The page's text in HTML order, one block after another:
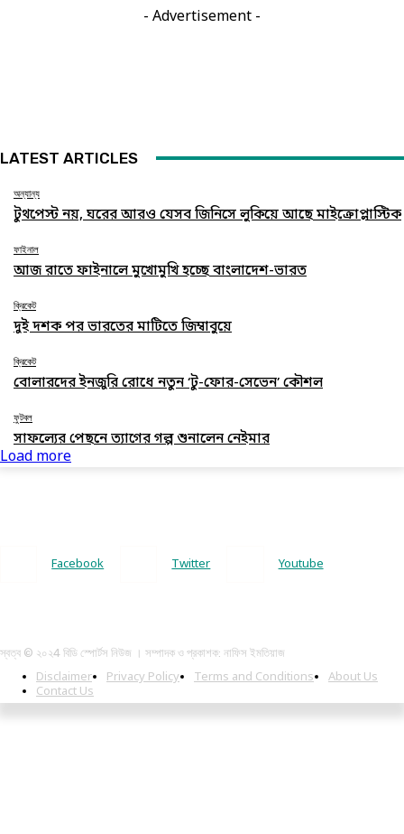
- Advertisement -
LATEST ARTICLES
অন্যান্য
টুথপেস্ট নয়, ঘরের আরও যেসব জিনিসে লুকিয়ে আছে মাইক্রোপ্লাস্টিক
ফাইনাল
আজ রাতে ফাইনালে মুখোমুখি হচ্ছে বাংলাদেশ-ভারত
ক্রিকেট
দুই দশক পর ভারতের মাটিতে জিম্বাবুয়ে
ক্রিকেট
বোলারদের ইনজুরি রোধে নতুন ‘টু-ফোর-সেভেন’ কৌশল
ফুটবল
সাফল্যের পেছনে ত্যাগের গল্প শুনালেন নেইমার
Load more
Facebook Twitter Youtube
স্বত্ব © ২০২4 বিডি স্পোর্টস নিউজ । সম্পাদক ও প্রকাশক: নাফিস ইমতিয়াজ
Disclaimer Privacy Policy Terms and Conditions
About Us
Contact Us